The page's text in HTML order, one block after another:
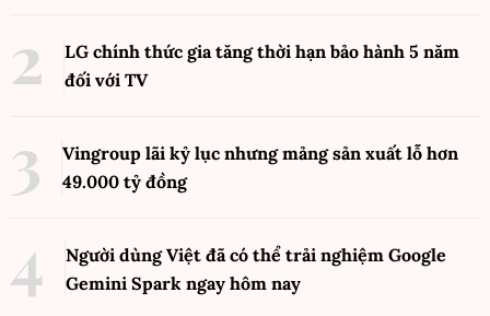
LG chính thức gia tăng thời hạn bảo hành 5 năm
đối với TV
Vingroup lãi kỷ lục nhưng mảng sản xuất lỗ hơn
49.000 tỷ đồng
Người dùng Việt đã có thể trải nghiệm Google
Gemini Spark ngay hôm nay